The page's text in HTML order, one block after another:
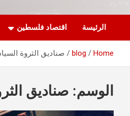
كواليس المال
الرئيسة اقتصاد فلسطين
Home
blog صناديق الثروة
الوسم: صناديق